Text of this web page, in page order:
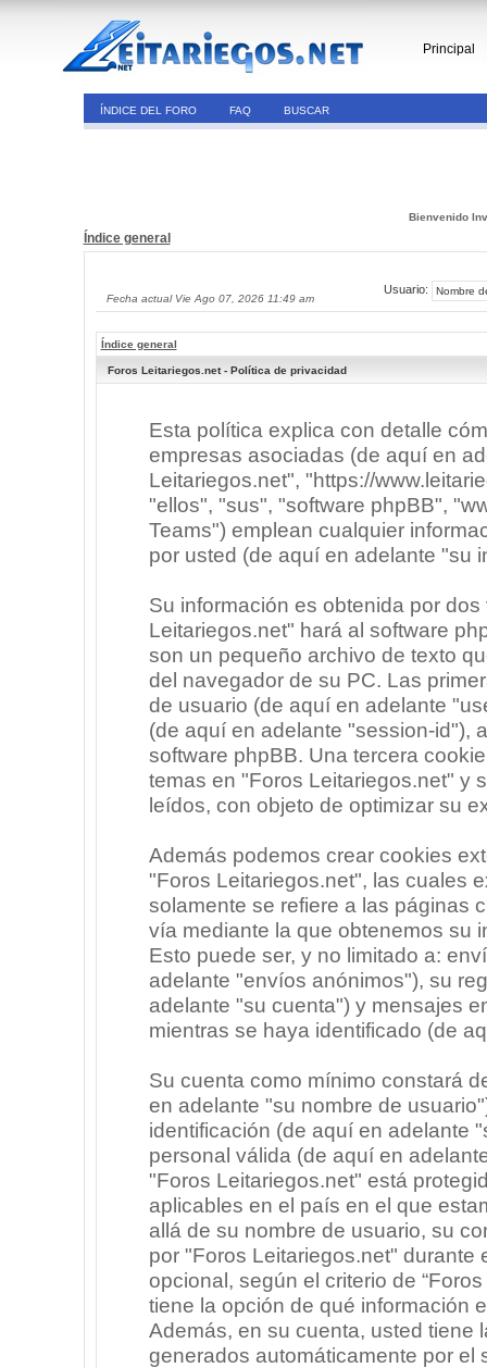
Principal
ÍNDICE DEL FORO FAQ BUSCAR
Bienvenido
Índice general
Fecha actual Vie Ago 07, 2026 11:49 am
Usuario:
Índice general
Foros Leitariegos.net - Política de privacidad
Esta política explica con detalle
empresas asociadas (de aquí en
Leitariegos.net", "https://
"ellos", "sus", "software phpBB",
Teams") emplean cualquier
por usted (de aquí en adelante "su
Su información es obtenida por
Leitariegos.net" hará al software
son un pequeño archivo de texto
del navegador de su PC. Las
de usuario (de aquí en adelante
(de aquí en adelante "session-id"),
software phpBB. Una tercera
temas en "Foros Leitariegos.net" y
leídos, con objeto de optimizar su
Además podemos crear cookies
"Foros Leitariegos.net", las cuales
solamente se refiere a las páginas
vía mediante la que obtenemos su
Esto puede ser, y no limitado a:
adelante "envíos anónimos"), su
adelante "su cuenta") y mensajes
mientras se haya identificado (de
Su cuenta como mínimo constará
en adelante "su nombre de
identificación (de aquí en adelante
personal válida (de aquí en
"Foros Leitariegos.net" está
aplicables en el país en el que
allá de su nombre de usuario, su
por "Foros Leitariegos.net" durante
opcional, según el criterio de
tiene la opción de qué información
Además, en su cuenta, usted tiene
generados automáticamente por el